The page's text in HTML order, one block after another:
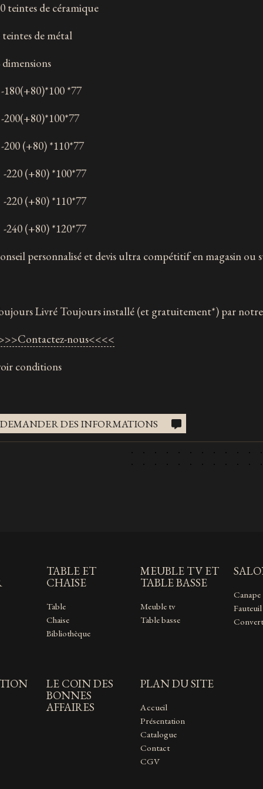
teintes de céramique
teintes de métal
dimensions
*77
(+80) *110*77
(+80) *100*77
(+80) *110*77
(+80) *120*77
personnalisé et devis ultra compétitif en magasin ou
Livré Toujours installé (et gratuitement*) par
nous<<<<
conditions
DEMANDER DES INFORMATIONS
TABLE ET
CHAISE
Table
Chaise
Bibliothèque
MEUBLE TV ET
TABLE BASSE
Meuble tv
Table basse
Canape
Fauteuil
LE COIN DES
BONNES
AFFAIRES
PLAN DU SITE
Accueil
Présentation
Catalogue
Contact
CGV